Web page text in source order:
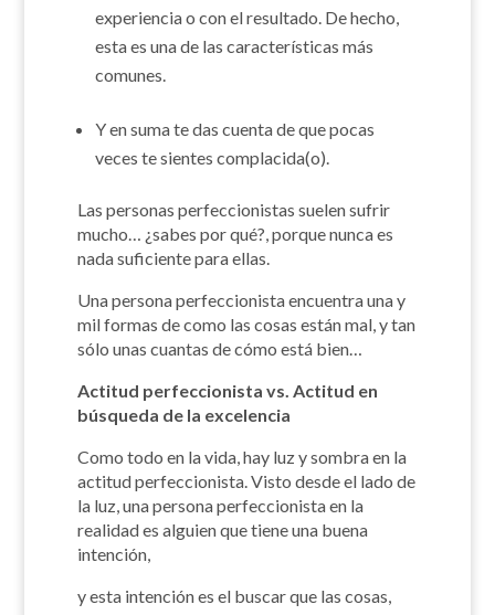
experiencia o con el resultado. De hecho,
esta es una de las características más
comunes.
Y en suma te das cuenta de que pocas
veces te sientes complacida(o).
Las personas perfeccionistas suelen sufrir
mucho… ¿sabes por qué?, porque nunca es
nada suficiente para ellas.
Una persona perfeccionista encuentra una y
mil formas de como las cosas están mal, y tan
sólo unas cuantas de cómo está bien…
Actitud perfeccionista vs. Actitud en
búsqueda de la excelencia
Como todo en la vida, hay luz y sombra en la
actitud perfeccionista. Visto desde el lado de
la luz, una persona perfeccionista en la
realidad es alguien que tiene una buena
intención,
y esta intención es el buscar que las cosas,